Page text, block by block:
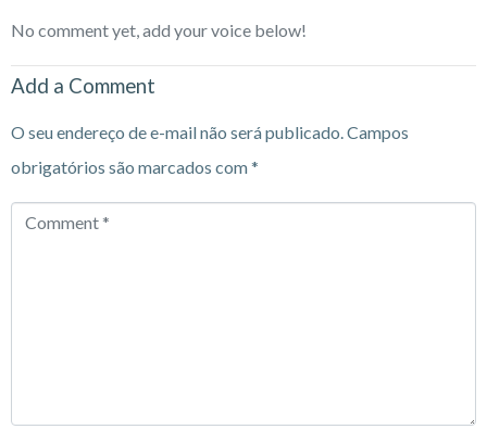
No comment yet, add your voice below!
Add a Comment
O seu endereço de e-mail não será publicado. Campos
obrigatórios são marcados com*
Comment